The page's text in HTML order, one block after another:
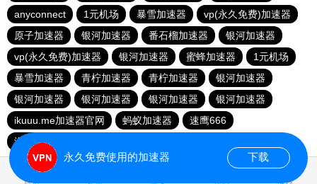
anyconnect
1元机场 暴雪加速器
vp(永久免费)加速器
原子加速器
银河加速器 番石榴加速器
银河加速器
vp(永久免费)加速器
银河加速器 蜜蜂加速器
1元机场
暴雪加速器
青柠加速器 青柠加速器
银河加速器
银河加速器
银河加速器 银河加速器
银河加速器
ikuuu.me加速器官网
蚂蚁加速器
速鹰666
海外梯子官网
永久免费使用的加速器 下载